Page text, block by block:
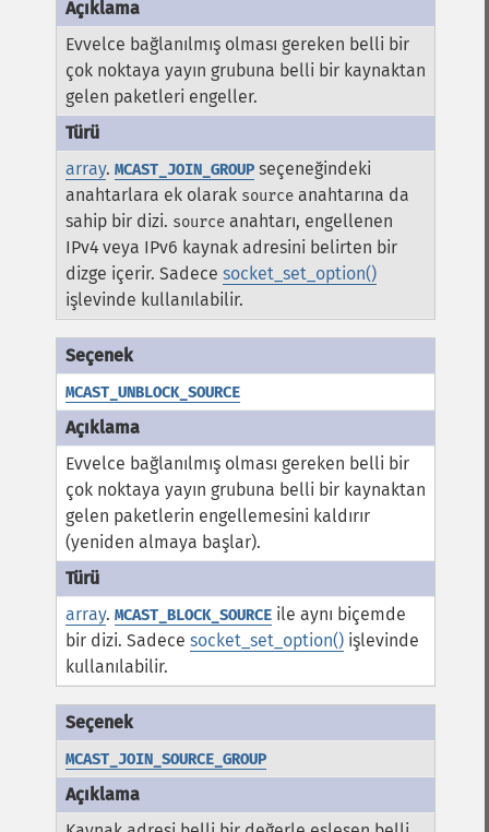
Evvelce bağlanılmış olması gereken belli bir
çok noktaya yayın grubuna belli bir kaynaktan
gelen paketleri engeller.
array.MCAST_JOIN_GROUP seçeneğindeki
anahtarlara ek olarak source anahtarına da
sahip bir dizi. source anahtarı, engellenen
IPv4 veya IPv6 kaynak adresini belirten bir
dizge içerir. Sadecesocket_set_option()
işlevinde kullanılabilir.
MCAST_UNBLOCK_SOURCE
Evvelce bağlanılmış olması gereken belli bir
çok noktaya yayın grubuna belli bir kaynaktan
gelen paketlerin engellemesini kaldırır
(yeniden almaya başlar).
array.MCAST_BLOCK_SOURCE ile aynı biçemde
bir dizi. Sadecesocket_set_option() işlevinde
kullanılabilir.
MCAST_JOIN_SOURCE_GROUP